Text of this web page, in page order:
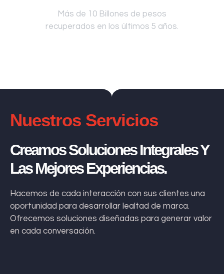
Más de 10 Billones de pesos
recuperados en los últimos 5 años.
Nuestros Servicios
Creamos Soluciones Integrales Y
Las Mejores Experiencias.
Hacemos de cada interacción con sus clientes una
oportunidad para desarrollar lealtad de marca.
Ofrecemos soluciones diseñadas para generar valor
en cada conversación.